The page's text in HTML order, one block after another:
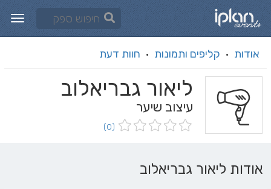
אודות · קליפים ותמונות · חוות דעת
ליאור גבריאלוב
עיצוב שיער
(0)
אודות ליאור גבריאלוב